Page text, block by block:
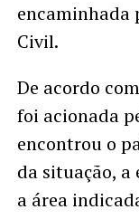
encaminhada
Civil.
De acordo
foi acionada
encontrou o
da situação, a
a área